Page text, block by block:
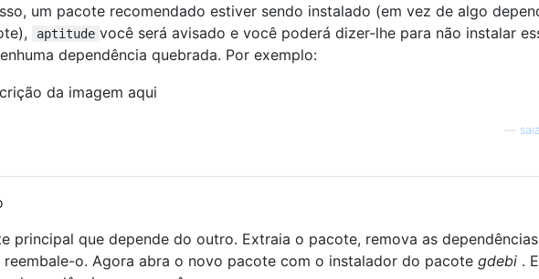
um pacote recomendado estiver sendo instalado (em vez de algo
aptitude você será avisado e você poderá dizer-lhe para não instalar
dependência quebrada. Por exemplo:
principal que depende do outro. Extraia o pacote, remova as dependências
reembale-o. Agora abra o novo pacote com o instalador do pacote gdebi .